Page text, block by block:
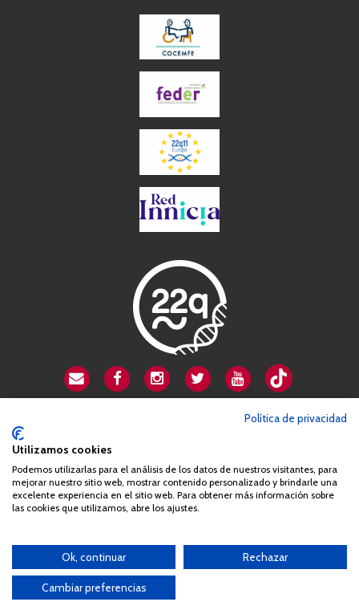
+34 663 812 863
sin el consentimiento por escrito de la Asociación España
Síndrome 22q11 (AES22q)
Política de privacidad
Utilizamos cookies
Podemos utilizarlas para el análisis de los datos de nuestros visitantes, para
mejorar nuestro sitio web, mostrar contenido personalizado y brindarle una
excelente experiencia en el sitio web. Para obtener más información sobre
las cookies que utilizamos, abre los ajustes.
Ok, continuar Rechazar
Cambiar preferencias